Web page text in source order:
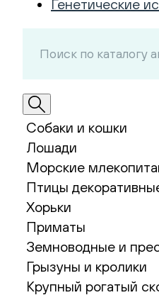
Генетические
Собаки и кошки
Лошади
Морские
Птицы
Хорьки
Приматы
Земноводные и
Грызуны и кролики
Крупный рогатый